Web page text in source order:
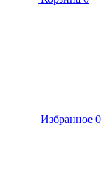
Избранное 0